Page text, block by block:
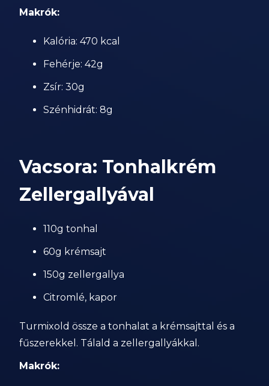
Makrók:
Kalória: 470 kcal
Fehérje: 42g
Zsír: 30g
Szénhidrát: 8g
Vacsora: Tonhalkrém
Zellergallyával
110g tonhal
60g krémsajt
150g zellergallya
Citromlé, kapor
Turmixold össze a tonhalat a krémsajttal és a
fűszerekkel. Tálald a zellergallyákkal.
Makrók: